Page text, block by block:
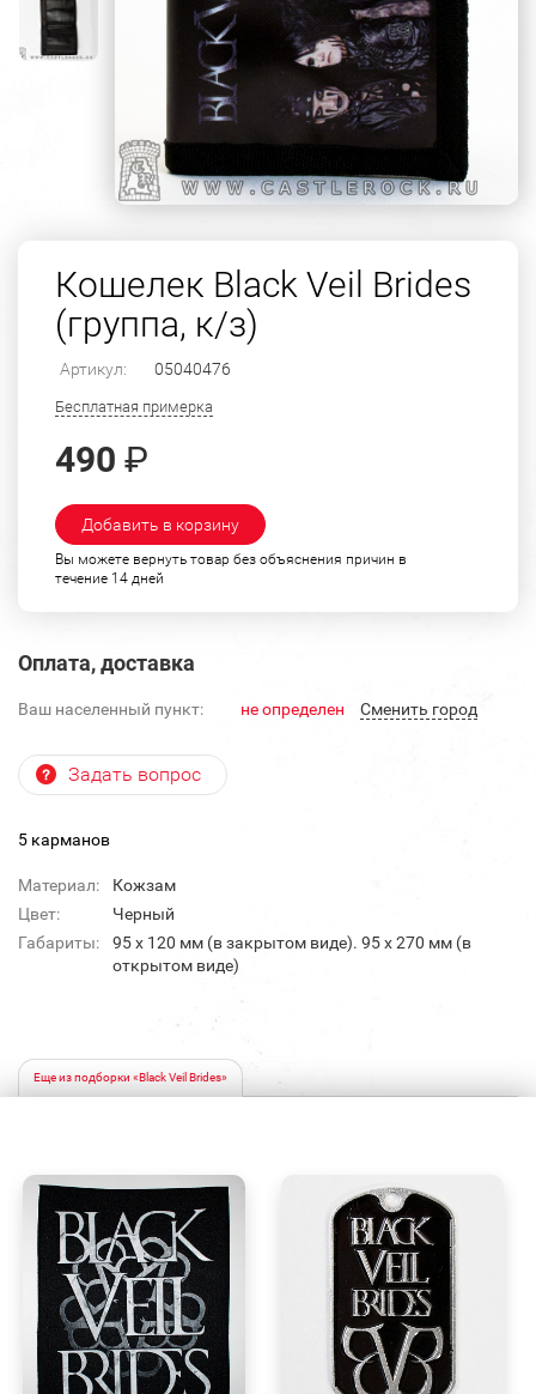
Кошелек Black Veil Brides
(группа, к/з)
Артикул: 05040476
Бесплатная примерка
490 ₽
Добавить в корзину
Вы можете вернуть товар без объяснения причин в
течение 14 дней
Оплата, доставка
Ваш населенный пункт: не определен Cменить город
Задать вопрос
5 карманов
Материал:
Кожзам
Цвет:
Черный
Габариты:
95 х 120 мм (в закрытом виде). 95 х 270 мм (в
открытом виде)
Еще из подборки «Black Veil Brides»